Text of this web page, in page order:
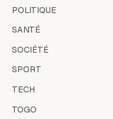
POLITIQUE
SANTÉ
SOCIÉTÉ
SPORT
TECH
TOGO